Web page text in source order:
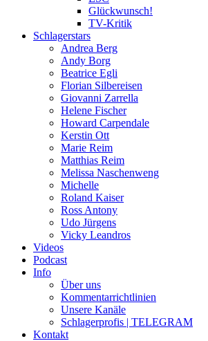
Glückwunsch!
TV-Kritik
Schlagerstars
Andrea Berg
Andy Borg
Beatrice Egli
Florian Silbereisen
Giovanni Zarrella
Helene Fischer
Howard Carpendale
Kerstin Ott
Marie Reim
Matthias Reim
Melissa Naschenweng
Michelle
Roland Kaiser
Ross Antony
Udo Jürgens
Vicky Leandros
Videos
Podcast
Info
Über uns
Kommentarrichtlinien
Unsere Kanäle
Schlagerprofis | TELEGRAM
Kontakt